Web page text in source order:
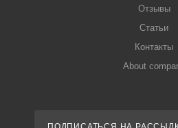
Отзывы
Статьи
Контакты
About